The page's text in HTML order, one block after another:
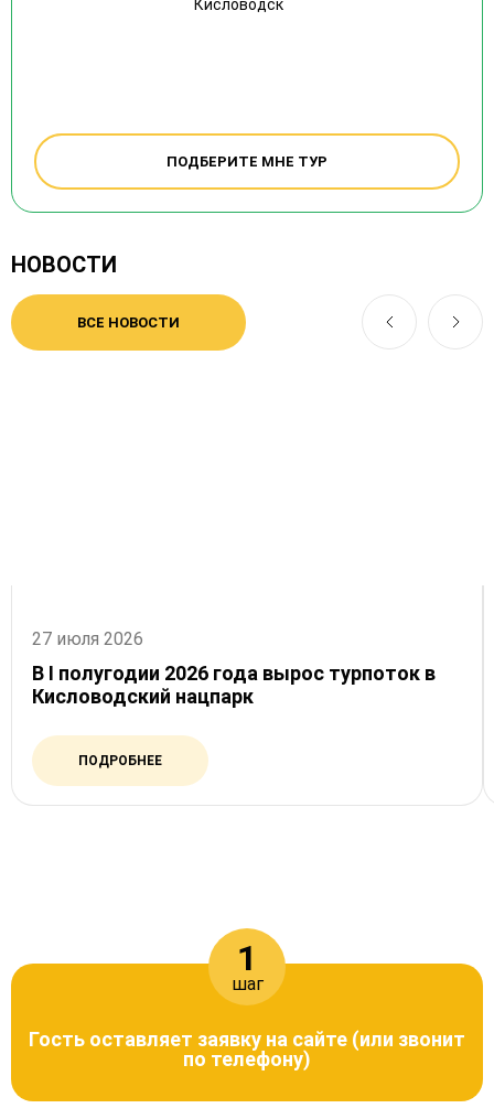
Кисловодск
ПОДБЕРИТЕ МНЕ ТУР
НОВОСТИ
ВСЕ НОВОСТИ
27 июля 2026
В I полугодии 2026 года вырос турпоток в
Кисловодский нацпарк
ПОДРОБНЕЕ
1
шаг
Гость оставляет заявку на сайте (или звонит
по телефону)